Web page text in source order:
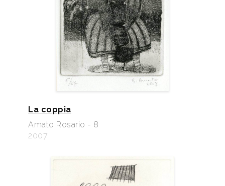
La coppia
Amato Rosario - 8
2007